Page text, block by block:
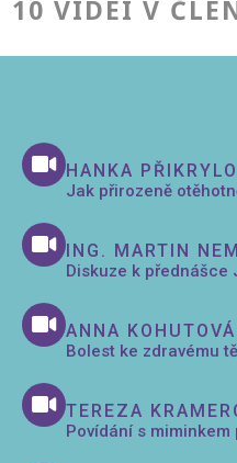
10 VIDEÍ V
HANKA
Jak přirozeně
ING. MARTIN
Diskuze k přednášce
ANNA KOHUTOVÁ
Bolest ke zdravému
TEREZA
Povídání s